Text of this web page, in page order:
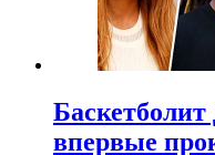
впервые